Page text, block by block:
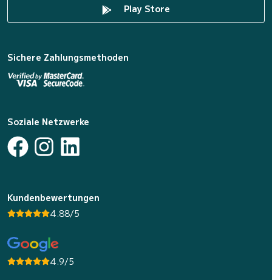
Play Store
Sichere Zahlungsmethoden
Soziale Netzwerke
Kundenbewertungen
4.88/5
4.9/5